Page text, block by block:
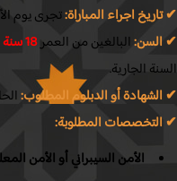
اجراء المباراة:تجرى يوم الأحد 24/05/
البالغين من العمر18 سنة
الجارية.
أو الدبلوم المطلوب:
المطلوبة:
الأمن السيبراني أو الأمن